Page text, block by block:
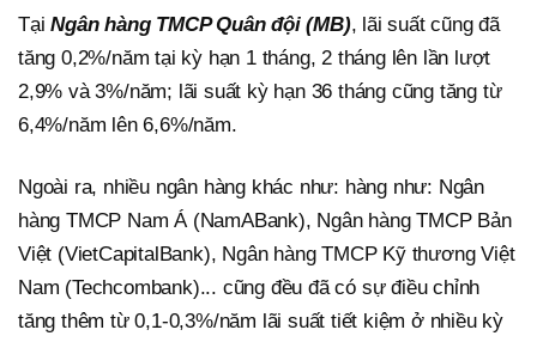
TạiNgân hàng TMCP Quân đội (MB), lãi suất cũng đã
tăng 0,2%/năm tại kỳ hạn 1 tháng, 2 tháng lên lần lượt
2,9% và 3%/năm; lãi suất kỳ hạn 36 tháng cũng tăng từ
6,4%/năm lên 6,6%/năm.
Ngoài ra, nhiều ngân hàng khác như: hàng như: Ngân
hàng TMCP Nam Á (NamABank), Ngân hàng TMCP Bản
Việt (VietCapitalBank), Ngân hàng TMCP Kỹ thương Việt
Nam (Techcombank)... cũng đều đã có sự điều chỉnh
tăng thêm từ 0,1-0,3%/năm lãi suất tiết kiệm ở nhiều kỳ